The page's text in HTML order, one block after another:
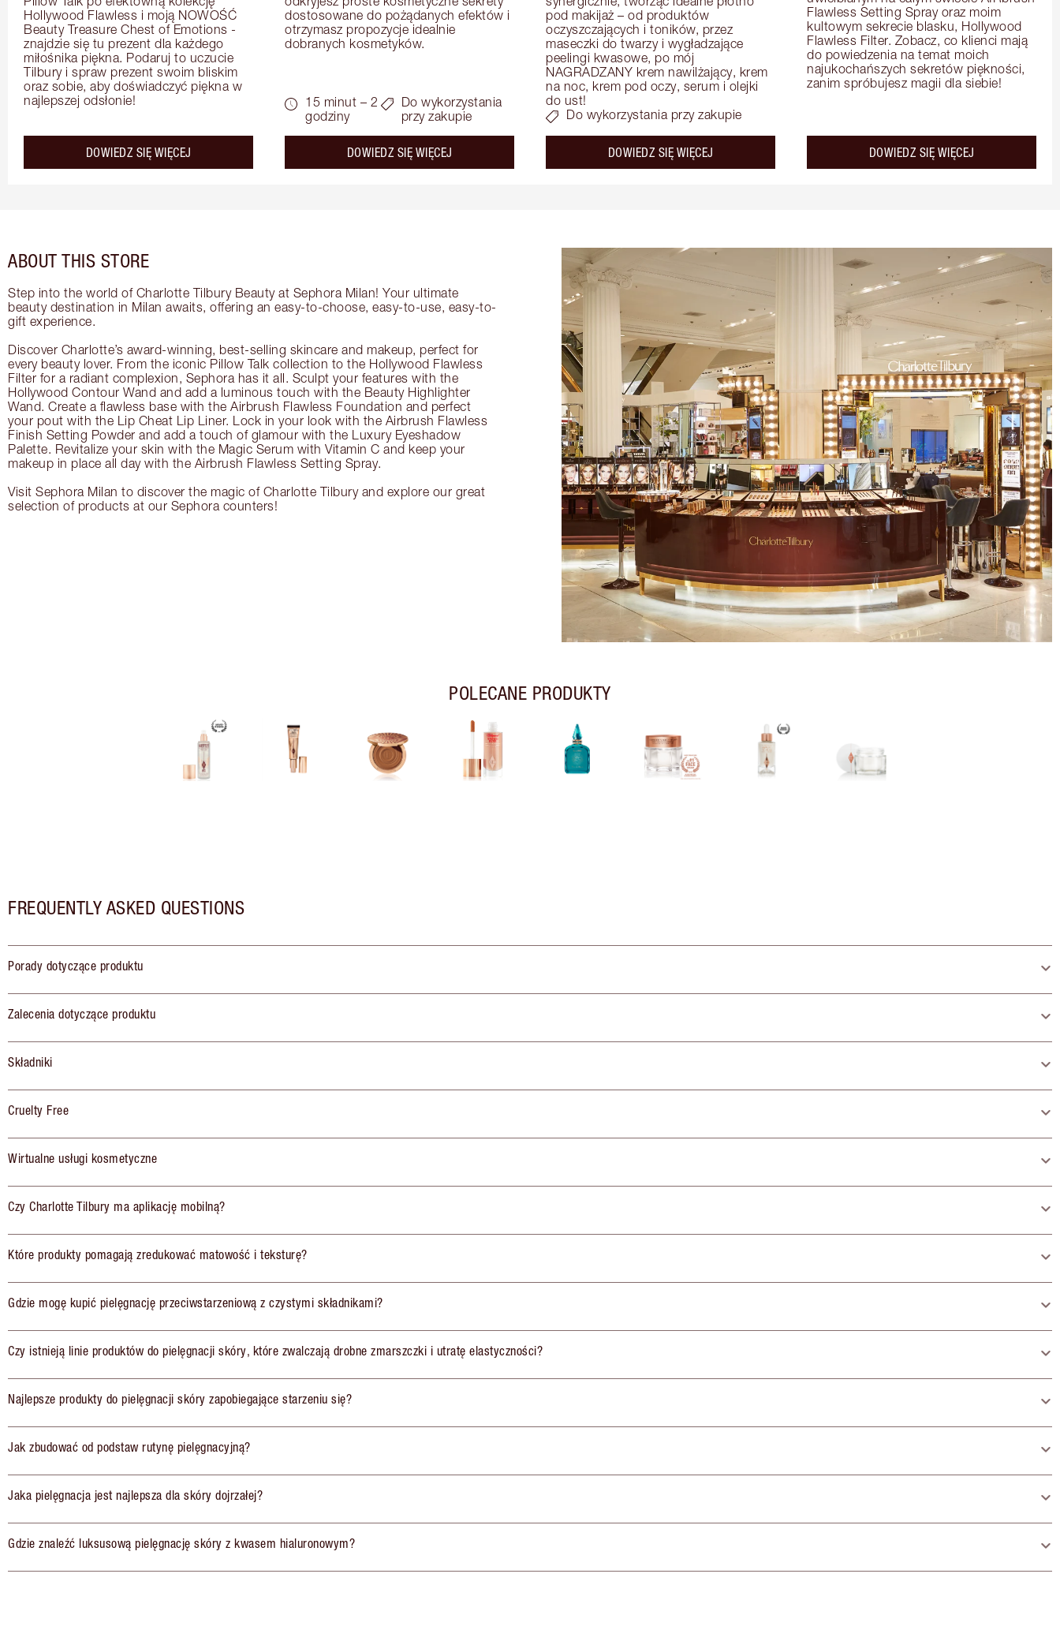
Hollywood Flawless i moją NOWOŚĆ
Beauty Treasure Chest of Emotions -
znajdzie się tu prezent dla każdego
miłośnika piękna. Podaruj to uczucie
Tilbury i spraw prezent swoim bliskim
oraz sobie, aby doświadczyć piękna w
najlepszej odsłonie!
DOWIEDZ SIĘ WIĘCEJ
dostosowane do pożądanych efektów i
otrzymasz propozycje idealnie
dobranych kosmetyków.
15 minut – 2
godziny
Do wykorzystania
przy zakupie
DOWIEDZ SIĘ WIĘCEJ
pod makijaż – od produktów
oczyszczających i toników, przez
maseczki do twarzy i wygładzające
peelingi kwasowe, po mój
NAGRADZANY krem nawilżający, krem
na noc, krem pod oczy, serum i olejki
do ust!
Do wykorzystania przy zakupie
DOWIEDZ SIĘ WIĘCEJ
Flawless Setting Spray oraz moim
kultowym sekrecie blasku, Hollywood
Flawless Filter. Zobacz, co klienci mają
do powiedzenia na temat moich
najukochańszych sekretów piękności,
zanim spróbujesz magii dla siebie!
DOWIEDZ SIĘ WIĘCEJ
ABOUT THIS STORE
Step into the world of Charlotte Tilbury Beauty at Sephora Milan! Your ultimate
beauty destination in Milan awaits, offering an easy-to-choose, easy-to-use, easy-to-
gift experience.
Discover Charlotte’s award-winning, best-selling skincare and makeup, perfect for
every beauty lover. From the iconic Pillow Talk collection to the Hollywood Flawless
Filter for a radiant complexion, Sephora has it all. Sculpt your features with the
Hollywood Contour Wand and add a luminous touch with the Beauty Highlighter
Wand. Create a flawless base with the Airbrush Flawless Foundation and perfect
your pout with the Lip Cheat Lip Liner. Lock in your look with the Airbrush Flawless
Finish Setting Powder and add a touch of glamour with the Luxury Eyeshadow
Palette. Revitalize your skin with the Magic Serum with Vitamin C and keep your
makeup in place all day with the Airbrush Flawless Setting Spray.
Visit Sephora Milan to discover the magic of Charlotte Tilbury and explore our great
selection of products at our Sephora counters!
POLECANE PRODUKTY
FREQUENTLY ASKED QUESTIONS
Porady dotyczące produktu
Zalecenia dotyczące produktu
Składniki
Cruelty Free
Wirtualne usługi kosmetyczne
Czy Charlotte Tilbury ma aplikację mobilną?
Które produkty pomagają zredukować matowość i teksturę?
Gdzie mogę kupić pielęgnację przeciwstarzeniową z czystymi składnikami?
Czy istnieją linie produktów do pielęgnacji skóry, które zwalczają drobne zmarszczki i utratę elastyczności?
Najlepsze produkty do pielęgnacji skóry zapobiegające starzeniu się?
Jak zbudować od podstaw rutynę pielęgnacyjną?
Jaka pielęgnacja jest najlepsza dla skóry dojrzałej?
Gdzie znaleźć luksusową pielęgnację skóry z kwasem hialuronowym?